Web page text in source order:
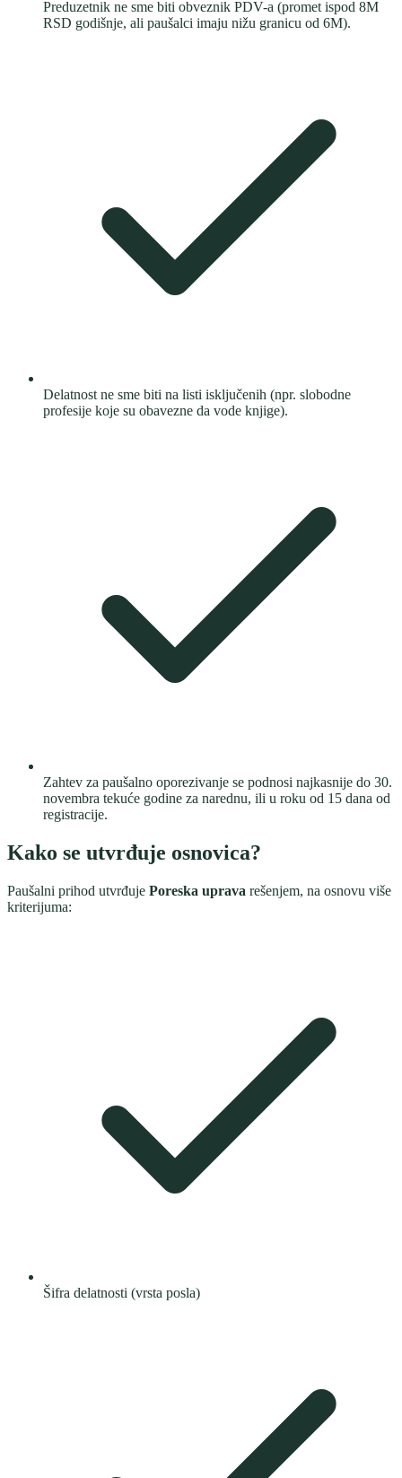
Preduzetnik ne sme biti obveznik PDV-a (promet ispod 8M
RSD godišnje, ali paušalci imaju nižu granicu od 6M).
Delatnost ne sme biti na listi isključenih (npr. slobodne
profesije koje su obavezne da vode knjige).
Zahtev za paušalno oporezivanje se podnosi najkasnije do 30.
novembra tekuće godine za narednu, ili u roku od 15 dana od
registracije.
Kako se utvrđuje osnovica?
Paušalni prihod utvrđuje Poreska uprava rešenjem, na osnovu više
kriterijuma:
Šifra delatnosti (vrsta posla)